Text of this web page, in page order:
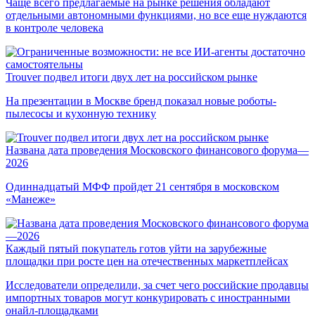
Чаще всего предлагаемые на рынке решения обладают
отдельными автономными функциями, но все еще нуждаются
в контроле человека
Trouver подвел итоги двух лет на российском рынке
На презентации в Москве бренд показал новые роботы-
пылесосы и кухонную технику
Названа дата проведения Московского финансового форума—
2026
Одиннадцатый МФФ пройдет 21 сентября в московском
«Манеже»
Каждый пятый покупатель готов уйти на зарубежные
площадки при росте цен на отечественных маркетплейсах
Исследователи определили, за счет чего российские продавцы
импортных товаров могут конкурировать с иностранными
онайл-площадками